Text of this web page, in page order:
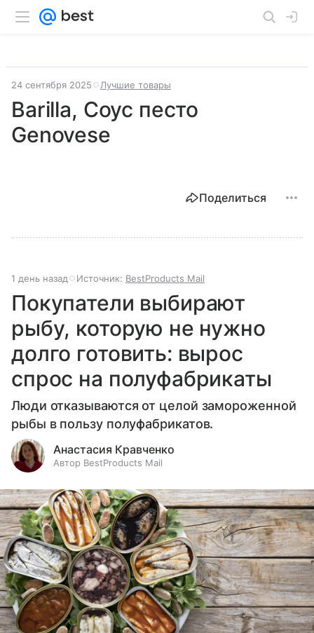
24 сентября 2025 Лучшие товары
Barilla, Соус песто
Genovese
Поделиться
1 день назад Источник: BestProducts Mail
Покупатели выбирают
рыбу, которую не нужно
долго готовить: вырос
спрос на полуфабрикаты
Люди отказываются от целой замороженной
рыбы в пользу полуфабрикатов.
Анастасия Кравченко
Автор BestProducts Mail